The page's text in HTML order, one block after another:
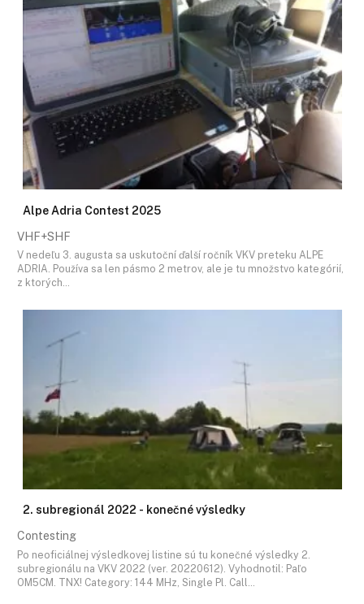
Alpe Adria Contest 2025
VHF+SHF
V nedeľu 3. augusta sa uskutoční ďalší ročník VKV preteku ALPE
ADRIA. Používa sa len pásmo 2 metrov, ale je tu množstvo kategórií,
z ktorých…
2. subregionál 2022 - konečné výsledky
Contesting
Po neoficiálnej výsledkovej listine sú tu konečné výsledky 2.
subregionálu na VKV 2022 (ver. 20220612). Vyhodnotil: Paľo
OM5CM. TNX! Category: 144 MHz, Single Pl. Call…